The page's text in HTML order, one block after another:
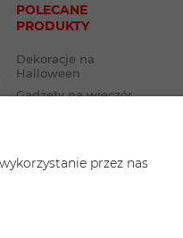
POLECANE
PRODUKTY
Dekoracje na
Halloween
Gadżety na wieczór
Prezenty na 40przez nas